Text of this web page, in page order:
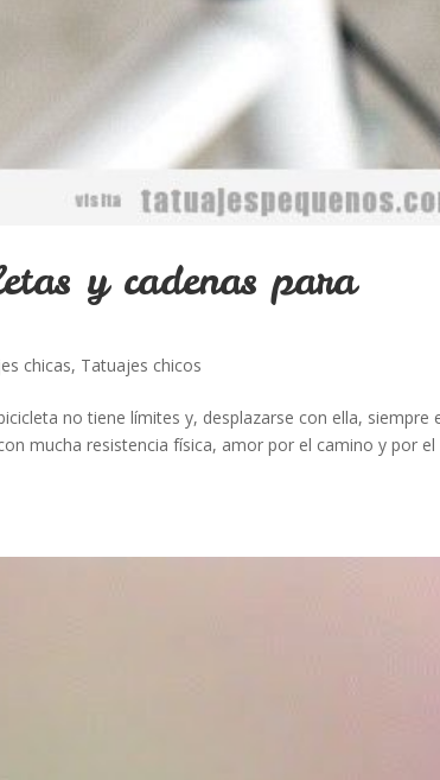
y cadenas para
chicas, Tatuajes chicos
no tiene límites y, desplazarse con ella, siempre
mucha resistencia física, amor por el camino y por el